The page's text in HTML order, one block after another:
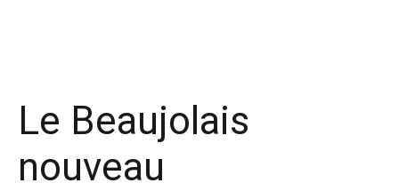
Le Beaujolais
nouveau